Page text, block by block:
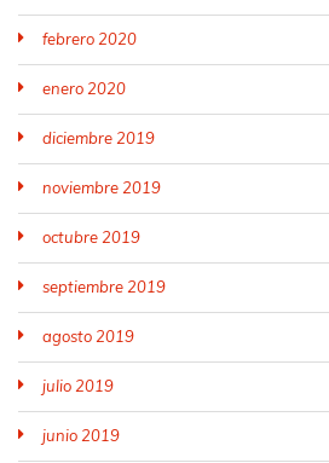
febrero 2020
enero 2020
diciembre 2019
noviembre 2019
octubre 2019
septiembre 2019
agosto 2019
julio 2019
junio 2019